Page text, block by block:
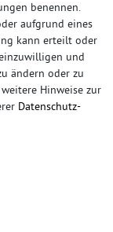
vorbehalten.
Fächerkrümmer,
ULTER
benennen.
aufgrund eines
kann erteilt oder
und
ändern oder zu
Hinweise zur
Daten­schutz­